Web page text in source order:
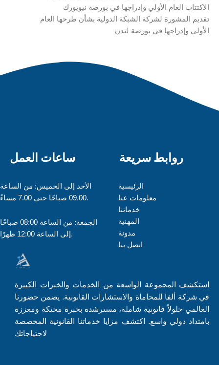
الاكتتاب العام الأولي وإدراجها في بورصة نيويورك
تقديم المشورة لشركة الشبكة الدولية بشأن طرحها العام
الأولي وإدراجها في بورصة لندن
ساعات العمل
الأحد إلى الخميس: من الساعة
09.00 صباحًا حتى 7.00 مساءً.
الجمعة: من الساعة 08:00 صباحًا
إلى الساعة 12:00 ظهرًا.
روابط سريعة
الرئيسية
معلومات عنا
خدماتنا
المهنية
مدونة
اتصل بنا
استكشف المجموعة الواسعة من الخدمات والخبرات الكبيرة
في شركة ألفا للمحاماة والاستشارات القانونية. يضمن حضورنا
العالمي حلولاً قانونية شاملة، مسترشدة بخبرة محنكة ومعززة
بامتداد دولي واسع. اكتشف مزايا خدماتنا القانونية المخصصة
لاحتياجاتك